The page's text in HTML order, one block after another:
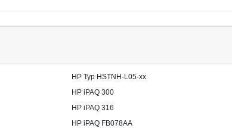
HP Typ HSTNH-L05-xx
HP iPAQ 300
HP iPAQ 316
HP iPAQ FB078AA